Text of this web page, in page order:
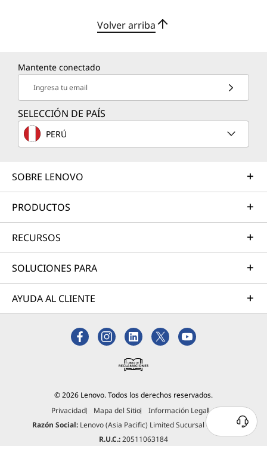
Volver arriba
Mantente conectado
Ingresa tu email
SELECCIÓN DE PAÍS
PERÚ
SOBRE LENOVO
PRODUCTOS
RECURSOS
SOLUCIONES PARA
AYUDA AL CLIENTE
© 2026 Lenovo. Todos los derechos reservados.
Privacidad
Mapa del Sitio
Información Legal
Razón Social:Lenovo (Asia Pacific) Limited Sucursal del Perú.
R.U.C.:20511063184